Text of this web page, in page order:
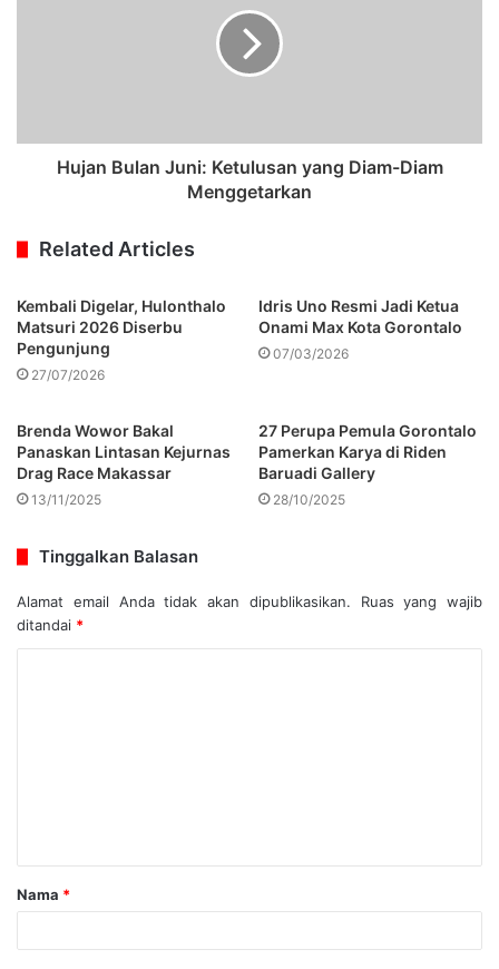
Hujan Bulan Juni: Ketulusan yang Diam-Diam
Menggetarkan
Related Articles
Kembali Digelar, Hulonthalo
Matsuri 2026 Diserbu
Pengunjung
27/07/2026
Idris Uno Resmi Jadi Ketua
Onami Max Kota Gorontalo
07/03/2026
Brenda Wowor Bakal
Panaskan Lintasan Kejurnas
Drag Race Makassar
13/11/2025
27 Perupa Pemula Gorontalo
Pamerkan Karya di Riden
Baruadi Gallery
28/10/2025
Tinggalkan Balasan
Alamat email Anda tidak akan dipublikasikan.
Ruas yang wajib
ditandai *
Nama *